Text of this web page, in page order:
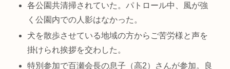
各公園共清掃されていた。パトロール中、風が強
く公園内での人影はなかった。
犬を散歩させている地域の方からご苦労様と声を
掛けられ挨拶を交わした。
特別参加で百瀬会長の息子（高2）さんが参加。良